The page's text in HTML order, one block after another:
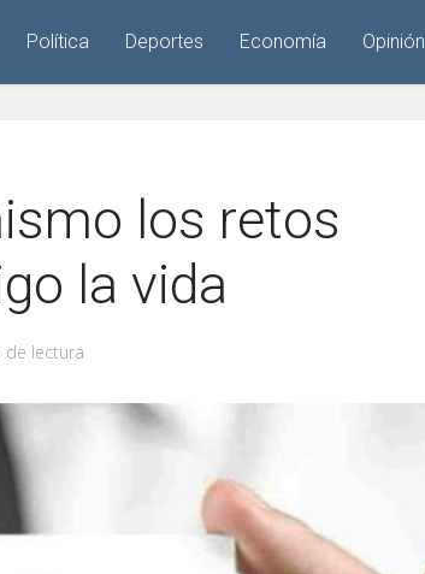
Política Deportes Economía Opinión
los retos
la vida
lectura